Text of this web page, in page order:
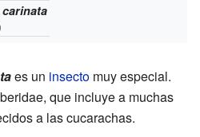
es un insecto muy especial.
que incluye a muchas
a las cucarachas.